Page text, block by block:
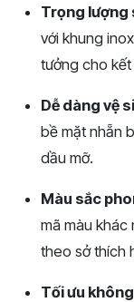
Trọng lượng
với khung
tưởng cho
Dễ dàng vệ
bề mặt nhẵn
dầu mỡ.
Màu sắc
mã màu khác
theo sở thích
Tối ưu